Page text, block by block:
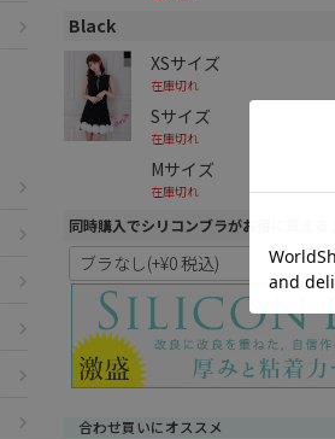
Black
XSサイズ
在庫切れ
Sサイズ
在庫切れ
Mサイズ
在庫切れ
同時購入でシリコンブラがお得に買える♪
合わせ買いにオススメ